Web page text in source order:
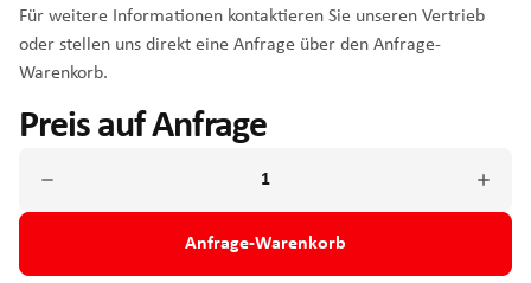
Für weitere Informationen kontaktieren Sie unseren Vertrieb
oder stellen uns direkt eine Anfrage über den Anfrage-
Warenkorb.
Preis auf Anfrage
Anfrage-Warenkorb